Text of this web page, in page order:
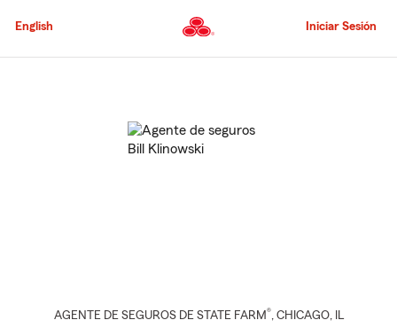
al
principal
English Iniciar Sesión
AGENTE DE SEGUROS DE STATE FARM®, CHICAGO, IL